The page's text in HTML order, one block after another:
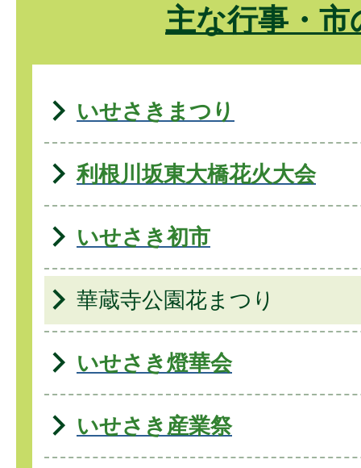
主な行事・市
いせさきまつり
利根川坂東大橋花火大会
いせさき初市
華蔵寺公園花まつり
いせさき燈華会
いせさき産業祭